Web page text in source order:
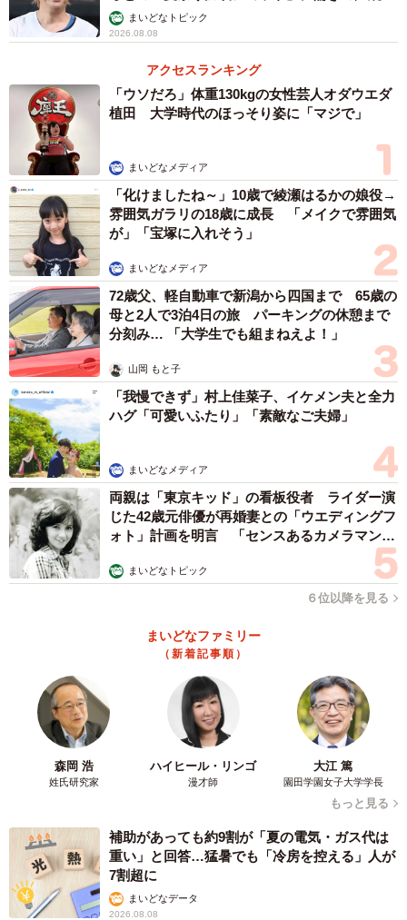
まいどなトピック
2026.08.08
アクセスランキング
「ウソだろ」体重130kgの女性芸人オダウエダ
植田 大学時代のほっそり姿に「マジで」
まいどなメディア
「化けましたね～」10歳で綾瀬はるかの娘役→
雰囲気ガラリの18歳に成長 「メイクで雰囲気
が」「宝塚に入れそう」
まいどなメディア
72歳父、軽自動車で新潟から四国まで 65歳の
母と2人で3泊4日の旅 パーキングの休憩まで
分刻み… 「大学生でも組まねえよ！」
山岡 もと子
「我慢できず」村上佳菜子、イケメン夫と全力
ハグ「可愛いふたり」「素敵なご夫婦」
まいどなメディア
両親は「東京キッド」の看板役者 ライダー演
じた42歳元俳優が再婚妻との「ウエディングフ
ォト」計画を明言 「センスあるカメラマン求
まいどなトピック
６位以降を見る
まいどなファミリー
（新着記事順）
森岡 浩
姓氏研究家
ハイヒール・リンゴ
漫才師
大江 篤
園田学園女子大学学長
もっと見る
補助があっても約9割が「夏の電気・ガス代は
重い」と回答…猛暑でも「冷房を控える」人が
7割超に
まいどなデータ
2026.08.08